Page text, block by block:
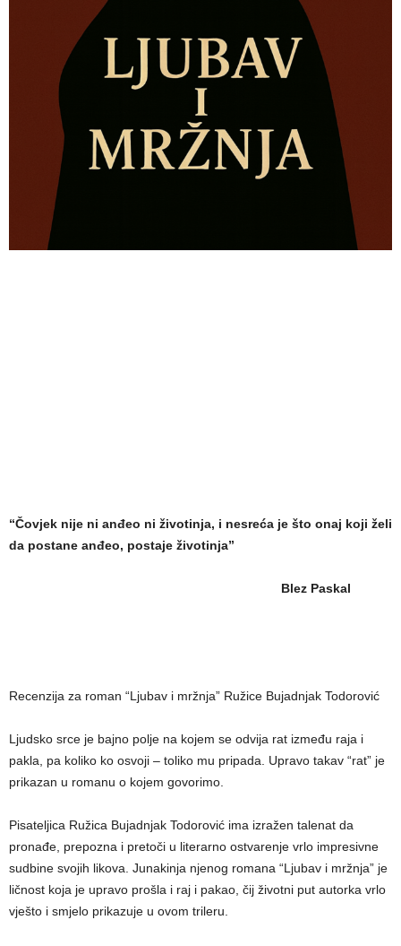
“Čovjek nije ni anđeo ni životinja, i nesreća je što onaj koji želi
da postane anđeo, postaje životinja”
Blez Paskal
Recenzija za roman “Ljubav i mržnja” Ružice Bujadnjak Todorović
Ljudsko srce je bajno polje na kojem se odvija rat između raja i
pakla, pa koliko ko osvoji – toliko mu pripada. Upravo takav “rat” je
prikazan u romanu o kojem govorimo.
Pisateljica Ružica Bujadnjak Todorović ima izražen talenat da
pronađe, prepozna i pretoči u literarno ostvarenje vrlo impresivne
sudbine svojih likova. Junakinja njenog romana “Ljubav i mržnja” je
ličnost koja je upravo prošla i raj i pakao, čij životni put autorka vrlo
vješto i smjelo prikazuje u ovom trileru.